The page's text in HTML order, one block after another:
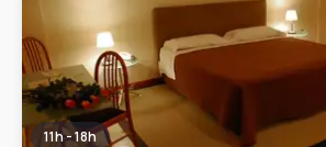
11h - 18h